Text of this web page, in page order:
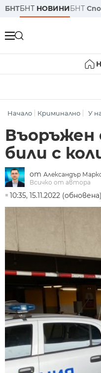
БНТБНТ НОВИНИБНТ
Начало Криминално У
Въоръжен
били с
от Александър
Всичко от автора
10:35, 15.11.2022 (обновена)